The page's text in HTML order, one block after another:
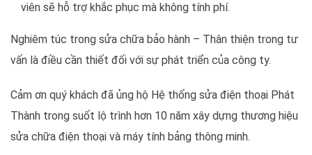
viên sẽ hỗ trợ khắc phục mà không tính phí.
Nghiêm túc trong sửa chữa bảo hành – Thân thiện trong tư
vấn là điều cần thiết đối với sự phát triển của công ty.
Cảm ơn quý khách đã ủng hộ Hệ thống sửa điện thoại Phát
Thành trong suốt lộ trình hơn 10 năm xây dựng thương hiệu
sửa chữa điện thoại và máy tính bảng thông minh.